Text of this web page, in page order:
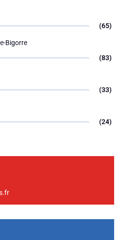
(65)
Bigorre
(83)
(33)
(24)